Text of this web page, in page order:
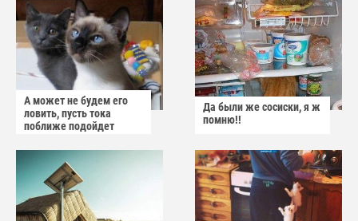
А может не будем его
ловить, пусть тока
поближе подойдет
Да были же сосиски, я ж
помню!!